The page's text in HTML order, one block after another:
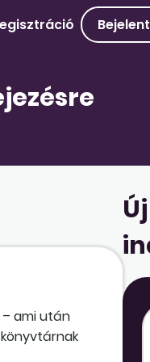
ami után
betöltését?